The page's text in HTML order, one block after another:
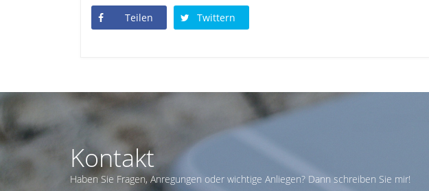
Teilen Twittern
Kontakt
Haben Sie Fragen, Anregungen oder wichtige Anliegen? Dann schreiben Sie mir!